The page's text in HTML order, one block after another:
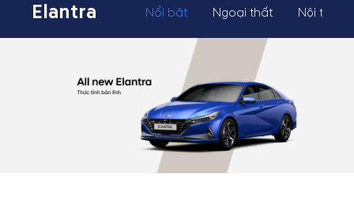
Elantra Nổi bật Ngoại thất Nội thất